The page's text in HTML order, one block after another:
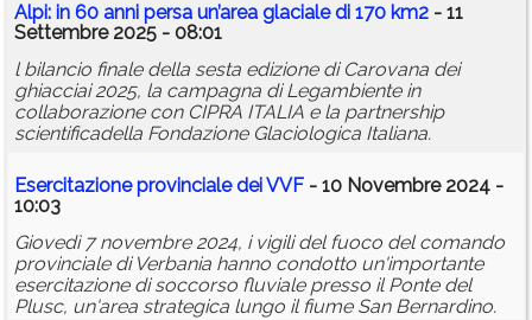
Annunci
Alpi: in 60 anni persa un’area glaciale di 170 km2 - 11
Settembre 2025 - 08:01
l bilancio finale della sesta edizione di Carovana dei
ghiacciai 2025, la campagna di Legambiente in
collaborazione con CIPRA ITALIA e la partnership
scientificadella Fondazione Glaciologica Italiana.
Esercitazione provinciale dei VVF - 10 Novembre 2024 -
10:03
Giovedì 7 novembre 2024, i vigili del fuoco del comando
provinciale di Verbania hanno condotto un'importante
esercitazione di soccorso fluviale presso il Ponte del
Plusc, un'area strategica lungo il fiume San Bernardino.